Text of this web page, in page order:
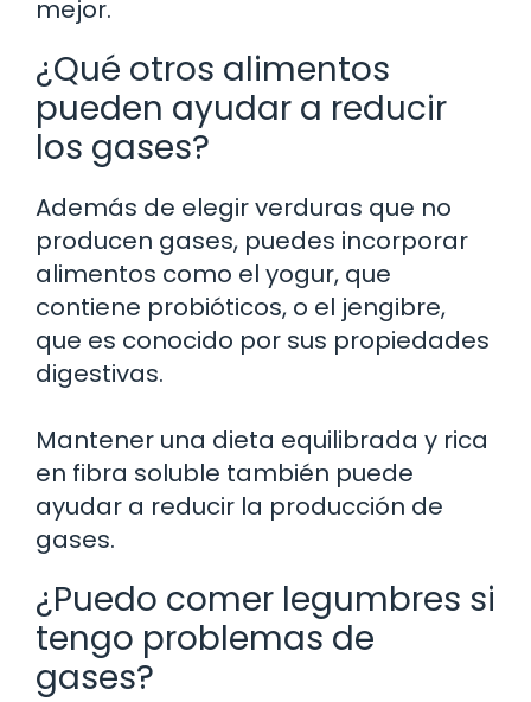
mejor.
¿Qué otros alimentos
pueden ayudar a reducir
los gases?
Además de elegir verduras que no
producen gases, puedes incorporar
alimentos como el yogur, que
contiene probióticos, o el jengibre,
que es conocido por sus propiedades
digestivas.
Mantener una dieta equilibrada y rica
en fibra soluble también puede
ayudar a reducir la producción de
gases.
¿Puedo comer legumbres si
tengo problemas de
gases?